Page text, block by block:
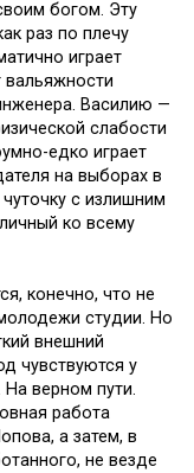
богом. Эту
раз по плечу
играет
Василию —
слабости
едко играет
на выборах в
с излишним
ко всему
конечно, что не
студии. Но
внешний
чувствуются у
верном пути.
работа
а затем, в
не везде